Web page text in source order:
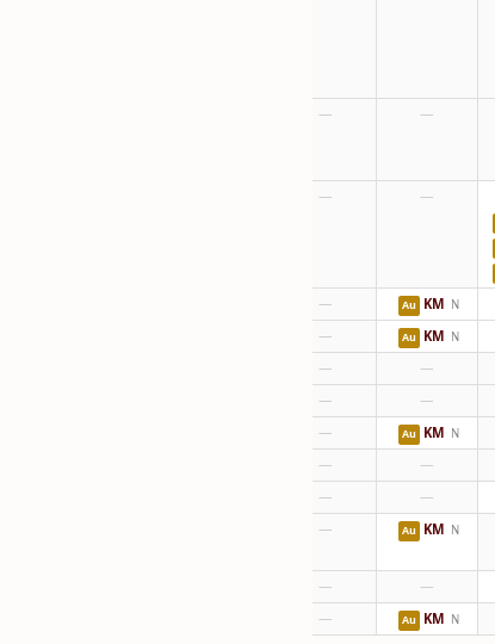
—
—
—
—
KM N
Au
—
KM N
Au
—
—
—
—
—
KM N
Au
—
—
—
—
—
KM N
Au
—
—
—
KM N
Au
—